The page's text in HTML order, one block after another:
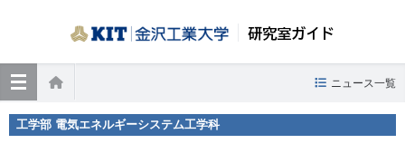
研究室ガイド
ホーム
ニュース一覧
工学部 電気エネルギーシステム工学科